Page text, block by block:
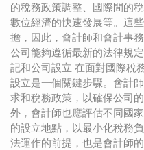
的稅務政策調整、國際間的
數位經濟的快速發展等。這
擔，因此，會計師和會計事
公司能夠遵循最新的法律規
記和公司設立 在面對國際稅
設立是一個關鍵步驟。會計
求和稅務政策，以確保公司
外，會計師也應評估不同國
的設立地點，以最小化稅務
法運作的前提，也是會計師